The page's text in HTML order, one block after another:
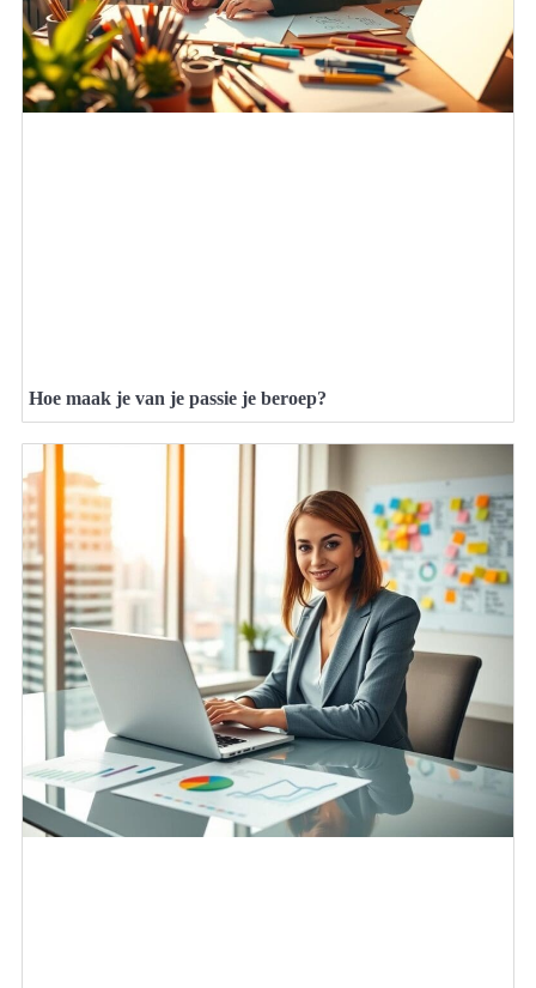
Hoe maak je van je passie je beroep?